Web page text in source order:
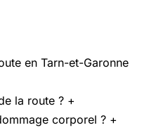
en Tarn-et-Garonne
la route ? +
corporel ? +